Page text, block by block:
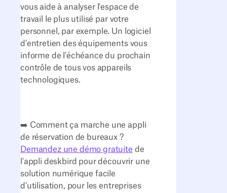
vous aide à analyser l'espace de
travail le plus utilisé par votre
personnel, par exemple. Un logiciel
d'entretien des équipements vous
informe de l'échéance du prochain
contrôle de tous vos appareils
technologiques.
➡️ Comment ça marche une appli
de réservation de bureaux ?
Demandez une démo gratuite de
l'appli deskbird pour découvrir une
solution numérique facile
d'utilisation, pour les entreprises